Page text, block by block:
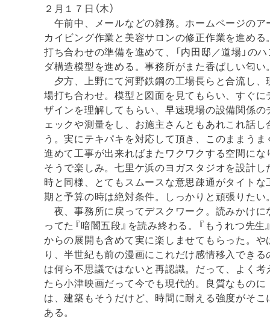
２月１７日（木）
午前中、メールなどの雑務。ホームページのア
カイビング作業と美容サロンの修正作業を進める
打ち合わせの準備を進めて、「内田邸／道場」の
ダ構造模型を進める。事務所がまた香ばしい匂い
夕方、上野にて河野鉄鋼の工場長らと合流し、
場打ち合わせ。模型と図面を見てもらい、すぐに
ザインを理解してもらい、早速現場の設備関係の
ェックや測量をし、お施主さんともあれこれ話し
う。実にテキパキを対応して頂き、このままうま
進めて工事が出来ればまたワクワクする空間にな
そうで楽しみ。七里ケ浜のヨガスタジオを設計し
時と同様、とてもスムースな意思疎通がタイトな
期と予算の時は絶対条件。しっかりと頑張りたい
夜、事務所に戻ってデスクワーク。読みかけに
ってた『暗闇五段』を読み終わる。『もうれつ先生
からの展開も含めて実に楽しませてもらった。や
り、半世紀も前の漫画にこれだけ感情移入できる
は何ら不思議ではないと再認識。だって、よく考
たら小津映画だって今でも現代的。良質なものに
は、建築もそうだけど、時間に耐える強度がそこ
ある。